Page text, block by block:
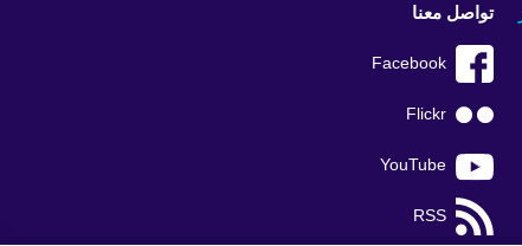
تواصل معنا
Facebook
Flickr
YouTube
RSS